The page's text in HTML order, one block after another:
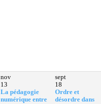
nov
13
La pédagogie
numérique entre
sept
18
Ordre et
désordre dans